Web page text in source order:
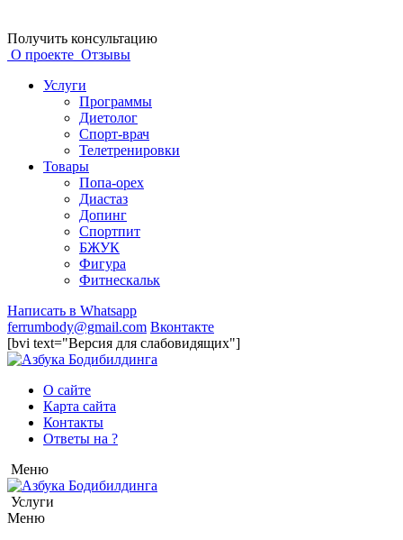
Получить консультацию
О проекте Отзывы
Услуги
Программы
Диетолог
Спорт-врач
Телетренировки
Товары
Попа-орех
Диастаз
Допинг
Спортпит
БЖУК
Фигура
Фитнескальк
Написать в Whatsapp
ferrumbody@gmail.com Вконтакте
[bvi text="Версия для слабовидящих"]
О сайте
Карта сайта
Контакты
Ответы на ?
Меню
Услуги
Меню